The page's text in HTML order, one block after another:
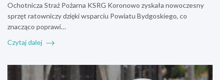
Ochotnicza Straż Pożarna KSRG Koronowo zyskała nowoczesny
sprzęt ratowniczy dzięki wsparciu Powiatu Bydgoskiego, co
znacząco poprawi…
Czytaj dalej